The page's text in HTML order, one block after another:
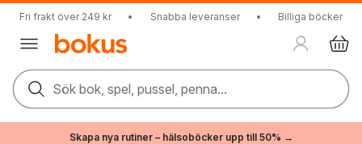
Fri frakt över 249 kr • Snabba leveranser • Billiga böcker
Sök bok, spel, pussel, penna...
Skapa nya rutiner – hälsoböcker upp till 50% →